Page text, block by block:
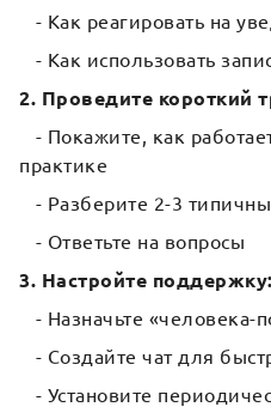
- Как реагировать на
- Как использовать
2. Проведите короткий
- Покажите, как
практике
- Разберите 2-3
- Ответьте на вопросы
3. Настройте
- Назначьте
- Создайте чат для
- Установите